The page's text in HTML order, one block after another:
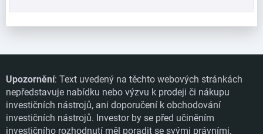
Upozornění: Text uvedený na těchto webových stránkách
nepředstavuje nabídku nebo výzvu k prodeji či nákupu
investičních nástrojů, ani doporučení k obchodování
investičních nástrojů. Investor by se před učiněním
investičního rozhodnutí měl poradit se svými právními,